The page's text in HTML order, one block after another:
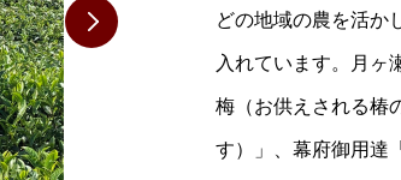
どの地域の農を活か
入れています。月ヶ
梅（お供えされる椿
す）」、幕府御用達